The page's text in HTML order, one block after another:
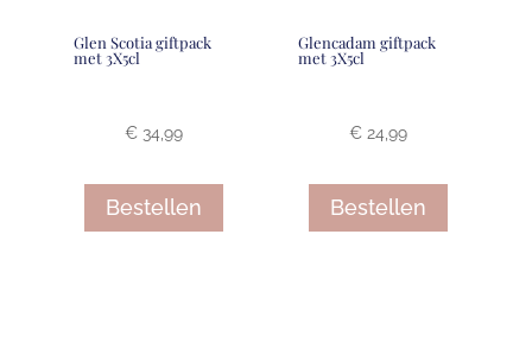
Glen Scotia giftpack
met 3X5cl
€34,99
Bestellen
Glencadam giftpack
met 3X5cl
€ 24,99
Bestellen